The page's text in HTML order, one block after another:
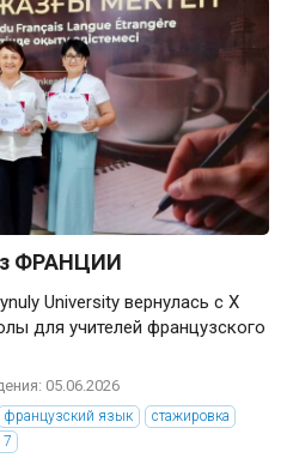
ФРАНЦИИ
University вернулась с Х
для учителей французского
05.06.2026
французский язык
стажировка